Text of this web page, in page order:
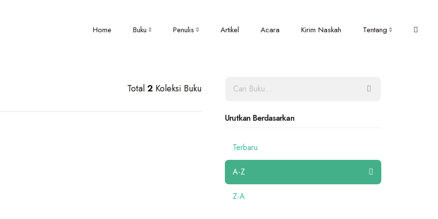
Home Buku Penulis Artikel Acara Kirim Naskah Tentang
Total2 Koleksi Buku
Urutkan Berdasarkan
Terbaru
A-Z
Z-A